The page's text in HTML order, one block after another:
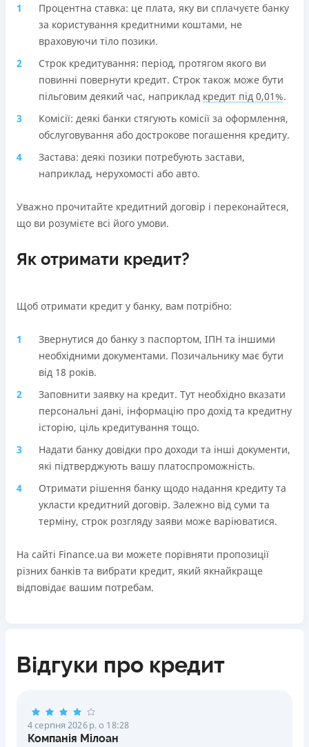
Процентна ставка: це плата, яку ви сплачуєте банку
за користування кредитними коштами, не
враховуючи тіло позики.
Строк кредитування: період, протягом якого ви
повинні повернути кредит. Строк також може бути
пільговим деякий час, наприклад кредит під 0,01%.
Комісії: деякі банки стягують комісії за оформлення,
обслуговування або дострокове погашення кредиту.
Застава: деякі позики потребують застави,
наприклад, нерухомості або авто.
Уважно прочитайте кредитний договір і переконайтеся,
що ви розумієте всі його умови.
Як отримати кредит?
Щоб отримати кредит у банку, вам потрібно:
Звернутися до банку з паспортом, ІПН та іншими
необхідними документами. Позичальнику має бути
від 18 років.
Заповнити заявку на кредит. Тут необхідно вказати
персональні дані, інформацію про дохід та кредитну
історію, ціль кредитування тощо.
Надати банку довідки про доходи та інші документи,
які підтверджують вашу платоспроможність.
Отримати рішення банку щодо надання кредиту та
укласти кредитний договір. Залежно від суми та
терміну, строк розгляду заяви може варіюватися.
На сайті Finance.ua ви можете порівняти пропозиції
різних банків та вибрати кредит, який якнайкраще
відповідає вашим потребам.
Відгуки про кредит
4 серпня 2026 р. о 18:28
Компанія Мілоан